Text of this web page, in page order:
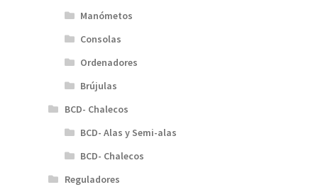
Manómetos
Consolas
Ordenadores
Brújulas
BCD- Chalecos
BCD- Alas y Semi-alas
BCD- Chalecos
Reguladores